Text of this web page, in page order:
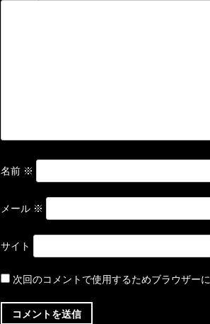
名前 ※
メール ※
サイト
次回のコメントで使用するためブラウザー